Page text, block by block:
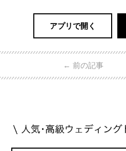
アプリで開く
← 前の記事